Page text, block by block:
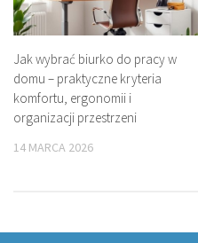
Jak wybrać biurko do pracy w
domu – praktyczne kryteria
komfortu, ergonomii i
organizacji przestrzeni
14 MARCA 2026